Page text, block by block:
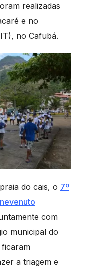
realizadas
e no
no Cafubá.
do cais, o 7º
com
municipal do
a triagem e